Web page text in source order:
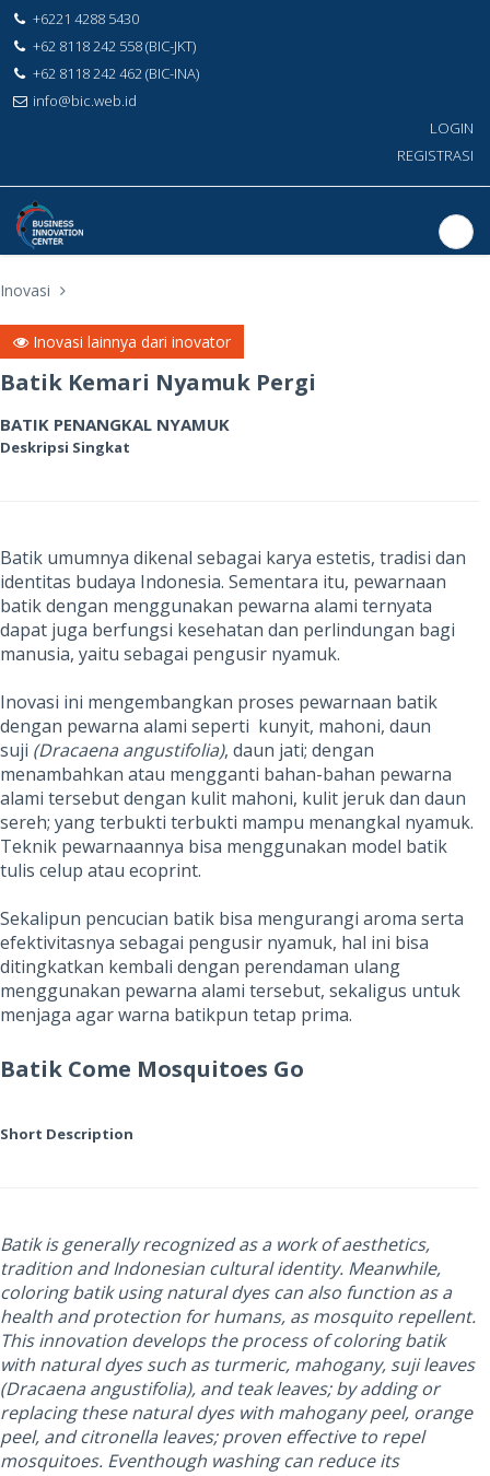
+6221 4288 5430
+62 8118 242 558 (BIC-JKT)
+62 8118 242 462 (BIC-INA)
info@bic.web.id
LOGIN
REGISTRASI
Inovasi
Inovasi lainnya dari inovator
Batik Kemari Nyamuk Pergi
BATIK PENANGKAL NYAMUK
Deskripsi Singkat
Batik umumnya dikenal sebagai karya estetis, tradisi dan
identitas budaya Indonesia. Sementara itu, pewarnaan
batik dengan menggunakan pewarna alami ternyata
dapat juga berfungsi kesehatan dan perlindungan bagi
manusia, yaitu sebagai pengusir nyamuk.
Inovasi ini mengembangkan proses pewarnaan batik
dengan pewarna alami seperti kunyit, mahoni, daun
suji (Dracaena angustifolia), daun jati; dengan
menambahkan atau mengganti bahan-bahan pewarna
alami tersebut dengan kulit mahoni, kulit jeruk dan daun
sereh; yang terbukti terbukti mampu menangkal nyamuk.
Teknik pewarnaannya bisa menggunakan model batik
tulis celup atau ecoprint.
Sekalipun pencucian batik bisa mengurangi aroma serta
efektivitasnya sebagai pengusir nyamuk, hal ini bisa
ditingkatkan kembali dengan perendaman ulang
menggunakan pewarna alami tersebut, sekaligus untuk
menjaga agar warna batikpun tetap prima.
Batik Come Mosquitoes Go
Short Description
Batik is generally recognized as a work of aesthetics,
tradition and Indonesian cultural identity. Meanwhile,
coloring batik using natural dyes can also function as a
health and protection for humans, as mosquito repellent.
This innovation develops the process of coloring batik
with natural dyes such as turmeric, mahogany, suji leaves
(Dracaena angustifolia), and teak leaves; by adding or
replacing these natural dyes with mahogany peel, orange
peel, and citronella leaves; proven effective to repel
mosquitoes. Eventhough washing can reduce its